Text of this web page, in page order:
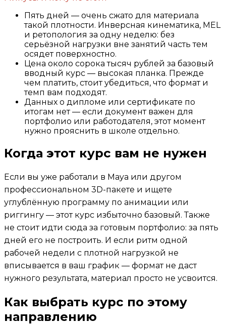
Пять дней — очень сжато для материала
такой плотности. Инверсная кинематика, MEL
и ретопология за одну неделю: без
серьёзной нагрузки вне занятий часть тем
осядет поверхностно.
Цена около сорока тысяч рублей за базовый
вводный курс — высокая планка. Прежде
чем платить, стоит убедиться, что формат и
темп вам подходят.
Данных о дипломе или сертификате по
итогам нет — если документ важен для
портфолио или работодателя, этот момент
нужно прояснить в школе отдельно.
Когда этот курс вам не нужен
Если вы уже работали в Maya или другом
профессиональном 3D-пакете и ищете
углублённую программу по анимации или
риггингу — этот курс избыточно базовый. Также
не стоит идти сюда за готовым портфолио: за пять
дней его не построить. И если ритм одной
рабочей недели с плотной нагрузкой не
вписывается в ваш график — формат не даст
нужного результата, материал просто не усвоится.
Как выбрать курс по этому
направлению